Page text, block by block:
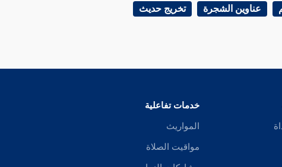
عناوين الشجرة تخريج حديث
خدمات تفاعلية
المواريث
مواقيت الصلاة